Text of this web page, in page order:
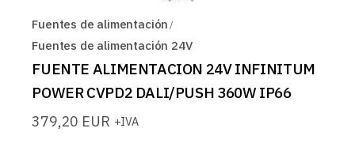
Fuentes de alimentación
Fuentes de alimentación 24V
FUENTE ALIMENTACION 24V INFINITUM
POWER CVPD2 DALI/PUSH 360W IP66
379,20 EUR +IVA